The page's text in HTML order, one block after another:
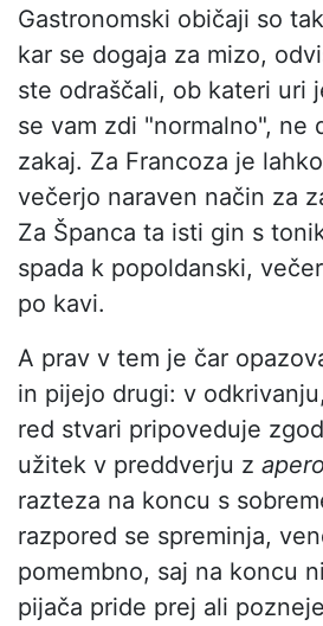
Gastronomski običaji so
kar se dogaja za mizo,
ste odraščali, ob kateri uri
se vam zdi "normalno", ne
zakaj. Za Francoza je
večerjo naraven način za
Za Španca ta isti gin s
spada k popoldanski,
po kavi.
A prav v tem je čar
in pijejo drugi: v
red stvari pripoveduje
užitek v preddverju z
razteza na koncu s
razpored se spreminja,
pomembno, saj na koncu
pijača pride prej ali